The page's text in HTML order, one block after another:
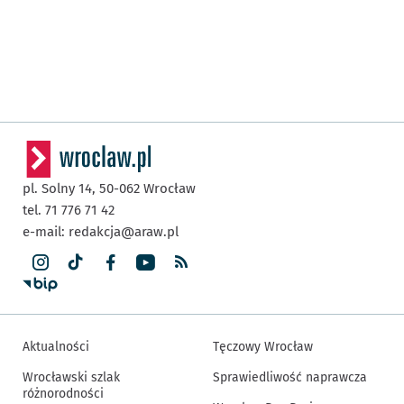
pl. Solny 14, 50-062 Wrocław
tel. 71 776 71 42
e-mail: redakcja@araw.pl
Aktualności
Wrocławski szlak
różnorodności
Tęczowy Wrocław
Sprawiedliwość naprawcza